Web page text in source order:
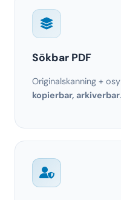
Sökbar PDF
Originalskanning +
kopierbar, arkiverbar